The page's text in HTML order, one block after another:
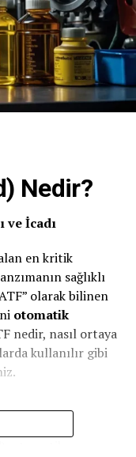
Nedir?
ve İcadı
en kritik
sağlıklı
olarak bilinen
otomatik
nedir, nasıl ortaya
kullanılır gibi